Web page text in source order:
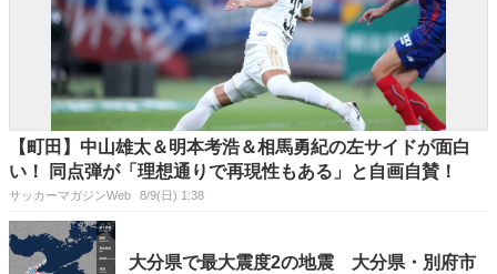
【町田】中山雄太＆明本考浩＆相馬勇紀の左サイドが面白
い！ 同点弾が「理想通りで再現性もある」と自画自賛！
サッカーマガジンWeb 8/9(日) 1:38
大分県で最大震度2の地震 大分県・別府市